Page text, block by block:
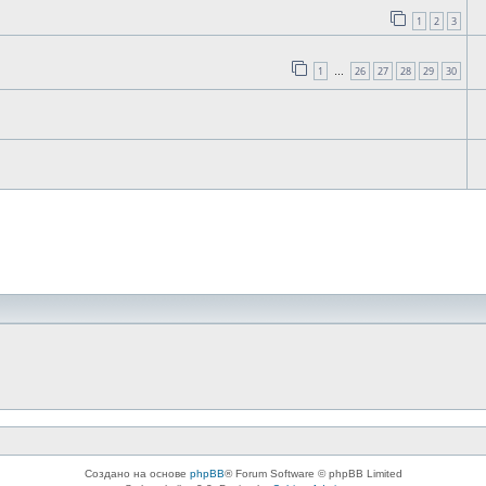
1 2 3
1 … 26 27 28 29 30
Создано на основе phpBB® Forum Software © phpBB Limited